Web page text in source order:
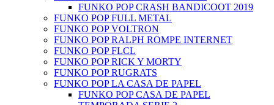
FUNKO POP CRASH BANDICOOT 2019
FUNKO POP FULL METAL
FUNKO POP VOLTRON
FUNKO POP RALPH ROMPE INTERNET
FUNKO POP FLCL
FUNKO POP RICK Y MORTY
FUNKO POP RUGRATS
FUNKO POP LA CASA DE PAPEL
FUNKO POP CASA DE PAPEL